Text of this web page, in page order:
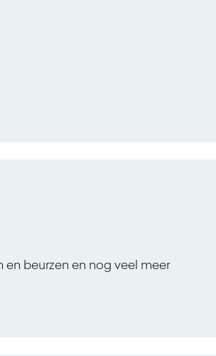
beurzen en nog veel meer